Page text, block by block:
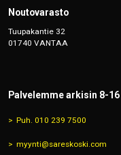
Noutovarasto
Tuupakantie 32
01740 VANTAA
Palvelemme arkisin 8-16
Puh. 010 239 7500
myynti@sareskoski.com